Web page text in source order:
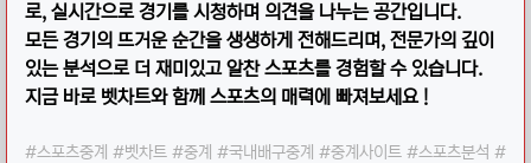
로, 실시간으로 경기를 시청하며 의견을 나누는 공간입니다.
모든 경기의 뜨거운 순간을 생생하게 전해드리며, 전문가의 깊이
있는 분석으로 더 재미있고 알찬 스포츠를 경험할 수 있습니다.
지금 바로 벳차트와 함께 스포츠의 매력에 빠져보세요 !
#스포츠중계 #벳차트 #중계 #국내배구중계 #중계사이트 #스포츠분석 #